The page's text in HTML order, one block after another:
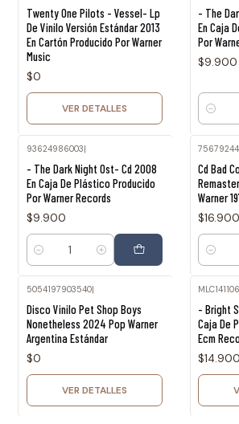
Twenty One Pilots - Vessel- Lp
De Vinilo Versión Estándar 2013
En Cartón Producido Por Warner
Music
$0
VER DETALLES
- The
En Caja
Por
$9.900
93624986003|
- The Dark Night Ost- Cd 2008
En Caja De Plástico Producido
Por Warner Records
$9.900
Cantidad
Cd Bad
Warner
$16.900
5054197903540|
Disco Vinilo Pet Shop Boys
Nonetheless 2024 Pop Warner
Argentina Estándar
$0
VER DETALLES
- Bright
Caja De
Ecm
$14.900